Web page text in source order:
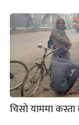
चिसो याममा